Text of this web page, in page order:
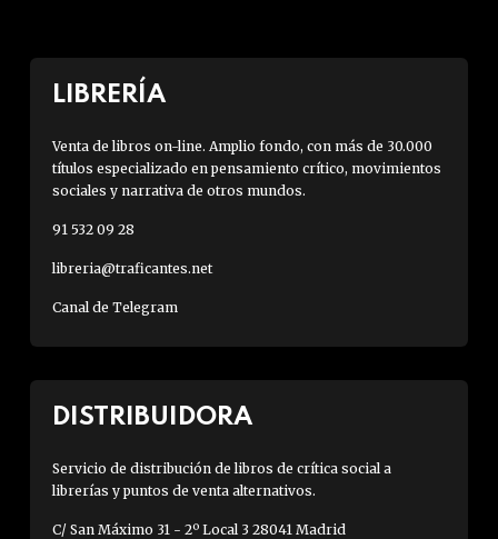
LIBRERÍA
Venta de libros on-line. Amplio fondo, con más de 30.000
títulos especializado en pensamiento crítico, movimientos
sociales y narrativa de otros mundos.
91 532 09 28
libreria@traficantes.net
Canal de Telegram
DISTRIBUIDORA
Servicio de distribución de libros de crítica social a
librerías y puntos de venta alternativos.
C/ San Máximo 31 - 2º Local 3 28041 Madrid